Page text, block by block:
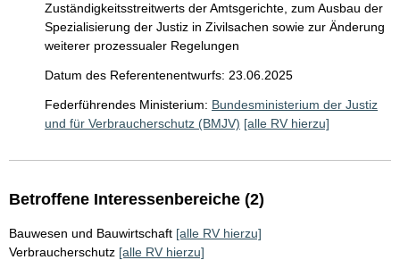
Zuständigkeitsstreitwerts der Amtsgerichte, zum Ausbau der
Spezialisierung der Justiz in Zivilsachen sowie zur Änderung
weiterer prozessualer Regelungen
Datum des Referentenentwurfs: 23.06.2025
Federführendes Ministerium: Bundesministerium der Justiz
und für Verbraucherschutz (BMJV) [alle RV hierzu]
Betroffene Interessenbereiche (2)
Bauwesen und Bauwirtschaft [alle RV hierzu]
Verbraucherschutz [alle RV hierzu]